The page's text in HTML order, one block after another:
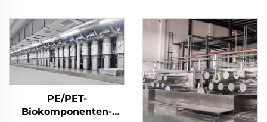
Polyester-Stapelfasern
Maschine zur
Herstellung von
Maisfasern
PE/PET-
Biokomponenten-